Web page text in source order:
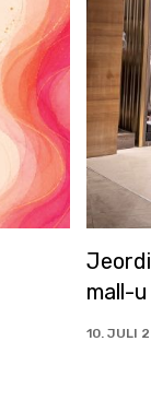
u od